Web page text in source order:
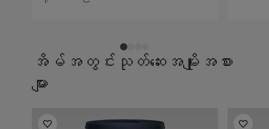
အိမ်အတွင်းသုတ်ဆေးအမျိုးအစား
များ